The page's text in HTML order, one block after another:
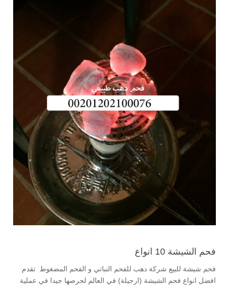
فحم الشيشة 10 انواع
فحم شيشة للبيع شركة دهب للفحم النباتي و الفحم المضغوط تقدم
افضل انواع فحم الشيشة (ارجيلة) في العالم لحرصها جيدا في عملية